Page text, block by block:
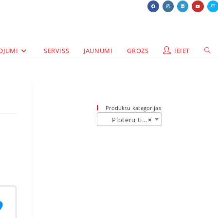
SERVISS JAUNUMI GROZS IEIET
Produktu kategorijas
×
Ploteru tinte (201)